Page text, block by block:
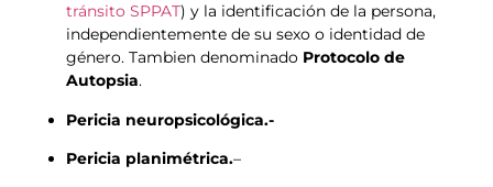
tránsito SPPAT) y la identificación de la persona,
independientemente de su sexo o identidad de
género. Tambien denominado Protocolo de
Autopsia.
Pericia neuropsicológica.-
Pericia planimétrica.–